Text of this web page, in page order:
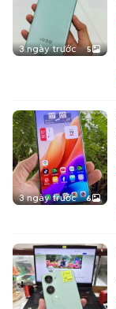
3 ngày trước 5
3 ngày trước 6